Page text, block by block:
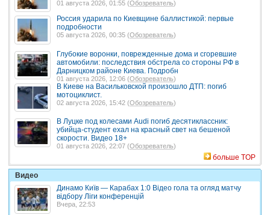
01 августа 2026, 01:55 (Обозреватель)
Россия ударила по Киевщине баллистикой: первые
подробности
05 августа 2026, 00:35 (Обозреватель)
Глубокие воронки, поврежденные дома и сгоревшие
автомобили: последствия обстрела со стороны РФ в
Дарницком районе Киева. Подробн
01 августа 2026, 12:06 (Обозреватель)
В Киеве на Васильковской произошло ДТП: погиб
мотоциклист.
02 августа 2026, 15:42 (Обозреватель)
В Луцке под колесами Audi погиб десятиклассник:
убийца-студент ехал на красный свет на бешеной
скорости. Видео 18+
01 августа 2026, 22:07 (Обозреватель)
больше TOP
Видео
Динамо Київ — Карабах 1:0 Відео гола та огляд матчу
відбору Ліги конференцій
Вчера, 22:53